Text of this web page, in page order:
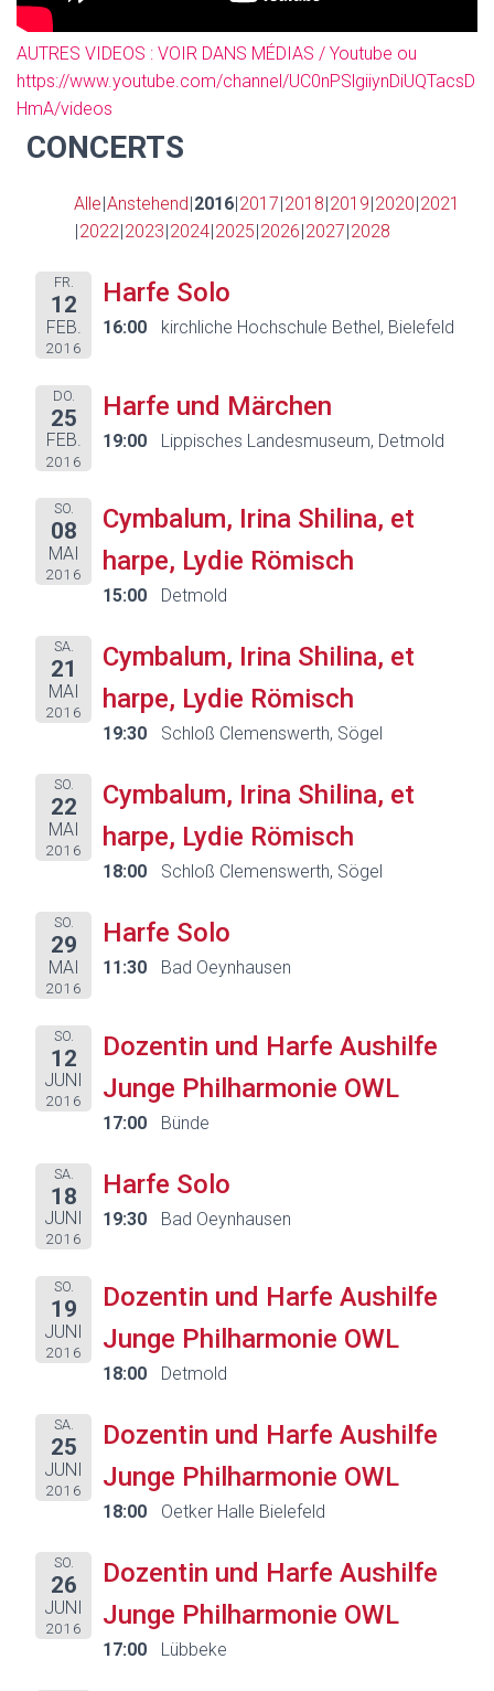
AUTRES VIDEOS : VOIR DANS MÉDIAS / Youtube ou
https://www.youtube.com/channel/UC0nPSlgiiynDiUQTacsD
HmA/videos
CONCERTS
Alle Anstehend 2016 2017 2018 2019 2020 2021
2022 2023 2024 2025 2026 2027 2028
FR.
12
FEB.
2016
Harfe Solo
16:00 kirchliche Hochschule Bethel, Bielefeld
DO.
25
FEB.
2016
Harfe und Märchen
19:00 Lippisches Landesmuseum, Detmold
SO.
08
MAI
2016
Cymbalum, Irina Shilina, et
harpe, Lydie Römisch
15:00 Detmold
SA.
21
MAI
2016
Cymbalum, Irina Shilina, et
harpe, Lydie Römisch
19:30 Schloß Clemenswerth, Sögel
SO.
22
MAI
2016
Cymbalum, Irina Shilina, et
harpe, Lydie Römisch
18:00 Schloß Clemenswerth, Sögel
SO.
29
MAI
2016
Harfe Solo
11:30 Bad Oeynhausen
SO.
12
JUNI
2016
Dozentin und Harfe Aushilfe
Junge Philharmonie OWL
17:00 Bünde
SA.
18
JUNI
2016
Harfe Solo
19:30 Bad Oeynhausen
SO.
19
JUNI
2016
Dozentin und Harfe Aushilfe
Junge Philharmonie OWL
18:00 Detmold
SA.
25
JUNI
2016
Dozentin und Harfe Aushilfe
Junge Philharmonie OWL
18:00 Oetker Halle Bielefeld
SO.
26
JUNI
2016
Dozentin und Harfe Aushilfe
Junge Philharmonie OWL
17:00 Lübbeke